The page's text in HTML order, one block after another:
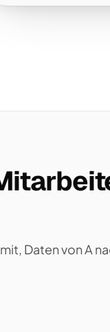
Daten von A